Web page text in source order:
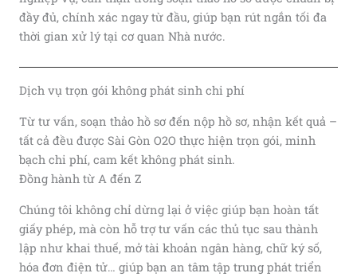
đầy đủ, chính xác ngay từ đầu, giúp bạn rút ngắn tối đa
thời gian xử lý tại cơ quan Nhà nước.
Dịch vụ trọn gói không phát sinh chi phí
Từ tư vấn, soạn thảo hồ sơ đến nộp hồ sơ, nhận kết quả –
tất cả đều được Sài Gòn O2O thực hiện trọn gói, minh
bạch chi phí, cam kết không phát sinh.
Đồng hành từ A đến Z
Chúng tôi không chỉ dừng lại ở việc giúp bạn hoàn tất
giấy phép, mà còn hỗ trợ tư vấn các thủ tục sau thành
lập như khai thuế, mở tài khoản ngân hàng, chữ ký số,
hóa đơn điện tử… giúp bạn an tâm tập trung phát triển